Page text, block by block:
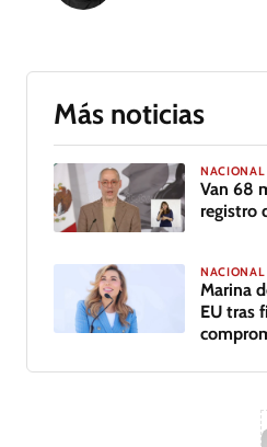
Más noticias
NACIONAL
Van 68
registro
NACIONAL
Marina
EU tras